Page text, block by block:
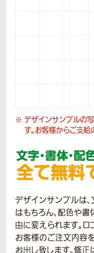
デザインサンプルの
す。お客様からご支給
デザインサンプルは
はもちろん、配色や書
由に変えられます。ロ
お客様のご注文内容
お出し致します。修